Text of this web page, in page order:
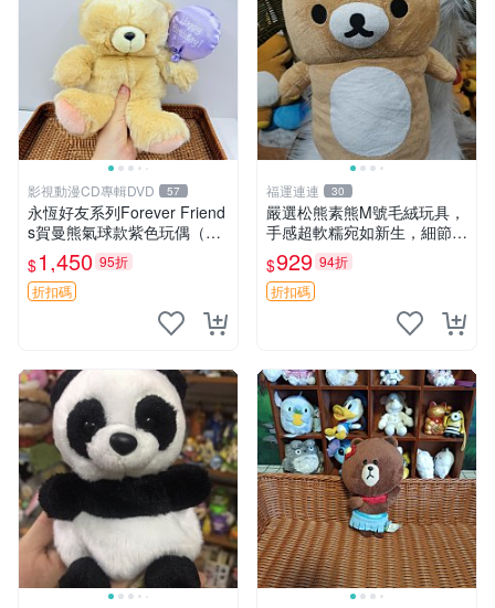
影視動漫CD專輯DVD 57
永恆好友系列Forever Friend
s賀曼熊氣球款紫色玩偶（鼻
子稍有磨損） 中古玩具 氣球
熊 玩偶
$1,450 95折
折扣碼
福運連連 30
嚴選松熊素熊M號毛絨玩具，
手感超軟糯宛如新生，細節精
緻完美無瑕，推薦送禮或珍
藏，中古狀態保養得宜。 松
熊 素熊 毛絨doll
$929 94折
折扣碼